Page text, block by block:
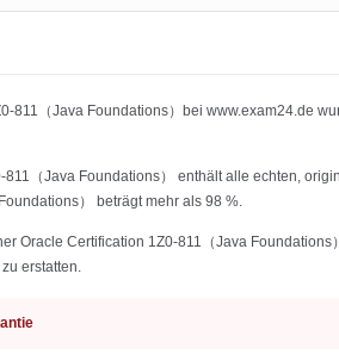
811（Java Foundations）bei www.exam24.de
（Java Foundations） enthält alle echten,
） beträgt mehr als 98 %.
Oracle Certification 1Z0-811（Java
erstatten.